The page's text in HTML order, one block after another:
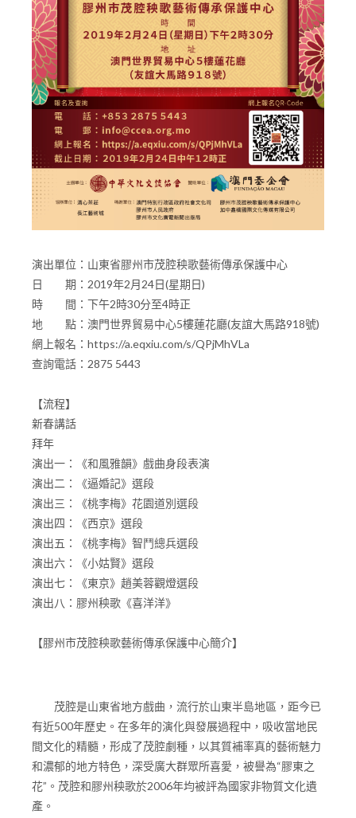
演出單位：山東省膠州市茂腔秧歌藝術傳承保護中心
日 期：2019年2月24日(星期日)
時 間：下午2時30分至4時正
地 點：澳門世界貿易中心5樓蓮花廳(友誼大馬路918號)
網上報名：https://a.eqxiu.com/s/QPjMhVLa
查詢電話：2875 5443
【流程】
新春講話
拜年
演出一：《和風雅韻》戲曲身段表演
演出二：《逼婚記》選段
演出三：《桃李梅》花園道別選段
演出四：《西京》選段
演出五：《桃李梅》智鬥總兵選段
演出六：《小姑賢》選段
演出七：《東京》趙美蓉觀燈選段
演出八：膠州秧歌《喜洋洋》
【膠州市茂腔秧歌藝術傳承保護中心簡介】
茂腔是山東省地方戲曲，流行於山東半島地區，距今已
有近500年歷史。在多年的演化與發展過程中，吸收當地民
間文化的精髓，形成了茂腔劇種，以其質補率真的藝術魅力
和濃郁的地方特色，深受廣大群眾所喜愛，被譽為“膠東之
花”。茂腔和膠州秧歌於2006年均被評為國家非物質文化遺
產。